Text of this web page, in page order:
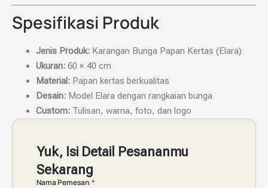
Spesifikasi Produk
Jenis Produk: Karangan Bunga Papan Kertas (Elara)
Ukuran: 60 × 40 cm
Material: Papan kertas berkualitas
Desain: Model Elara dengan rangkaian bunga
Custom: Tulisan, warna, foto, dan logo
Yuk, Isi Detail Pesananmu
Sekarang
Nama Pemesan